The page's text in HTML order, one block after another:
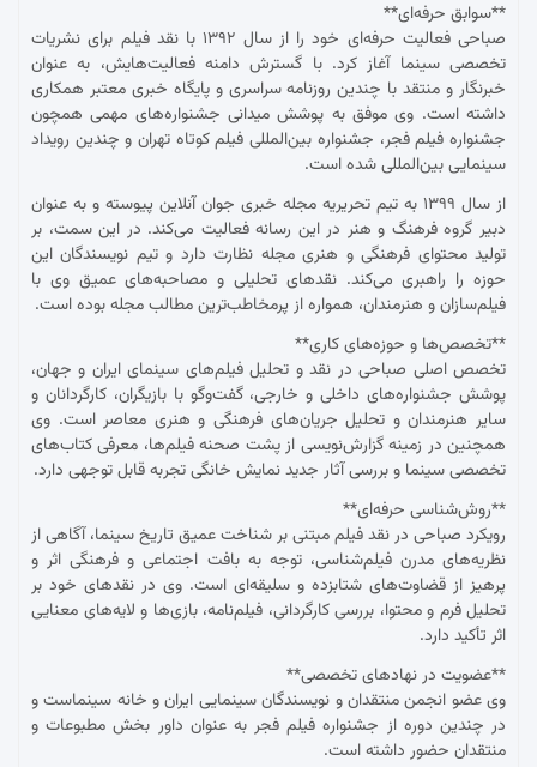
**سوابق حرفه‌ای**
صباحی فعالیت حرفه‌ای خود را از سال ۱۳۹۲ با نقد فیلم برای نشریات
تخصصی سینما آغاز کرد. با گسترش دامنه فعالیت‌هایش، به عنوان
خبرنگار و منتقد با چندین روزنامه سراسری و پایگاه خبری معتبر همکاری
داشته است. وی موفق به پوشش میدانی جشنواره‌های مهمی همچون
جشنواره فیلم فجر، جشنواره بین‌المللی فیلم کوتاه تهران و چندین رویداد
سینمایی بین‌المللی شده است.
از سال ۱۳۹۹ به تیم تحریریه مجله خبری جوان آنلاین پیوسته و به عنوان
دبیر گروه فرهنگ و هنر در این رسانه فعالیت می‌کند. در این سمت، بر
تولید محتوای فرهنگی و هنری مجله نظارت دارد و تیم نویسندگان این
حوزه را راهبری می‌کند. نقدهای تحلیلی و مصاحبه‌های عمیق وی با
فیلم‌سازان و هنرمندان، همواره از پرمخاطب‌ترین مطالب مجله بوده است.
**تخصص‌ها و حوزه‌های کاری**
تخصص اصلی صباحی در نقد و تحلیل فیلم‌های سینمای ایران و جهان،
پوشش جشنواره‌های داخلی و خارجی، گفت‌وگو با بازیگران، کارگردانان و
سایر هنرمندان و تحلیل جریان‌های فرهنگی و هنری معاصر است. وی
همچنین در زمینه گزارش‌نویسی از پشت صحنه فیلم‌ها، معرفی کتاب‌های
تخصصی سینما و بررسی آثار جدید نمایش خانگی تجربه قابل توجهی دارد.
**روش‌شناسی حرفه‌ای**
رویکرد صباحی در نقد فیلم مبتنی بر شناخت عمیق تاریخ سینما، آگاهی از
نظریه‌های مدرن فیلم‌شناسی، توجه به بافت اجتماعی و فرهنگی اثر و
پرهیز از قضاوت‌های شتابزده و سلیقه‌ای است. وی در نقدهای خود بر
تحلیل فرم و محتوا، بررسی کارگردانی، فیلم‌نامه، بازی‌ها و لایه‌های معنایی
اثر تأکید دارد.
**عضویت در نهادهای تخصصی**
وی عضو انجمن منتقدان و نویسندگان سینمایی ایران و خانه سینماست و
در چندین دوره از جشنواره فیلم فجر به عنوان داور بخش مطبوعات و
منتقدان حضور داشته است.